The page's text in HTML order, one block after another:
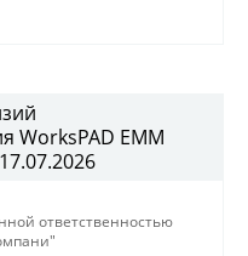
WorksPAD EMM
ответственностью